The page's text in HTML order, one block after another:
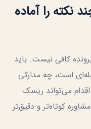
نکته را آماده
کافی نیست. باید
است، چه مدارکی
اقدام می‌تواند ریسک
کوتاه‌تر و دقیق‌تر